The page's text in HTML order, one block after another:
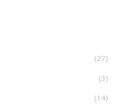
(27)
(3)
(14)